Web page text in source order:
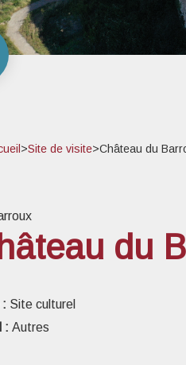
>Site de visite>Château du
du
: Site culturel
: Autres